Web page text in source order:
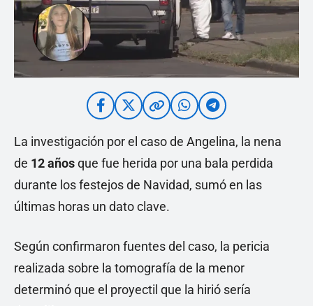
La investigación por el caso de Angelina, la nena
de 12 añosque fue herida por una bala perdida
durante los festejos de Navidad, sumó en las
últimas horas un dato clave.
Según confirmaron fuentes del caso, la pericia
realizada sobre la tomografía de la menor
determinó que el proyectil que la hirió sería